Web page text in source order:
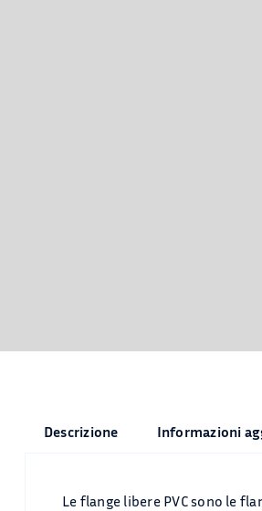
Descrizione Informazioni
Le flange libere PVC sono le